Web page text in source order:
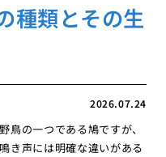
種類とその生
2026.07.24
鳥の一つである鳩ですが、
き声には明確な違いがある